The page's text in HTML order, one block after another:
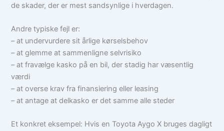
de skader, der er mest sandsynlige i hverdagen.
Andre typiske fejl er:
– at undervurdere sit årlige kørselsbehov
– at glemme at sammenligne selvrisiko
– at fravælge kasko på en bil, der stadig har væsentlig
værdi
– at overse krav fra finansiering eller leasing
– at antage at delkasko er det samme alle steder
Et konkret eksempel: Hvis en Toyota Aygo X bruges dagligt